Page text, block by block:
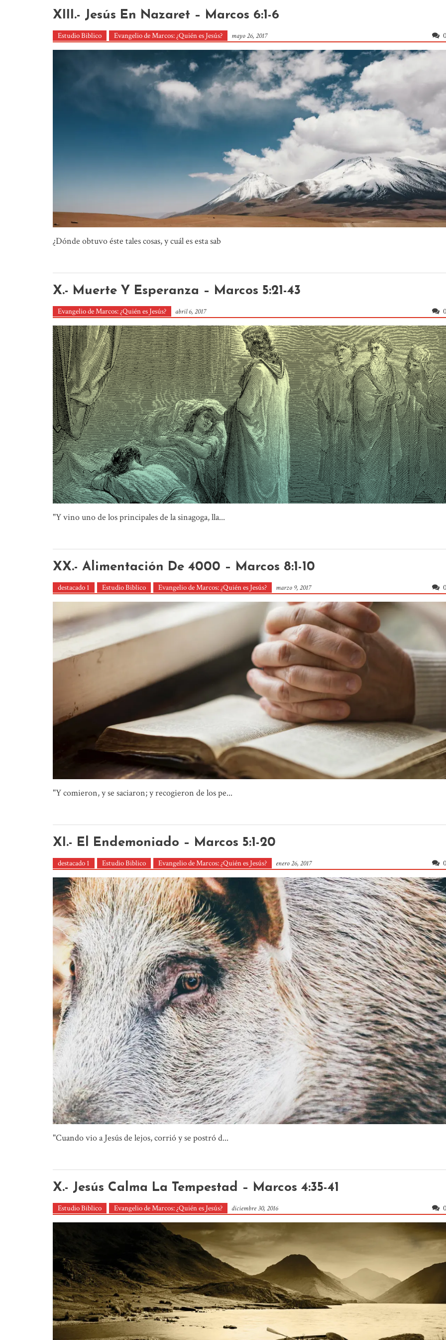
XIII.- Jesús En Nazaret – Marcos 6:1-6
Estudio Biblico Evangelio de Marcos: ¿Quién es Jesús? mayo 26, 2017
¿Dónde obtuvo éste tales cosas, y cuál es esta sab
X.- Muerte Y Esperanza – Marcos 5:21-43
Evangelio de Marcos: ¿Quién es Jesús? abril 6, 2017
"Y vino uno de los principales de la sinagoga, lla...
XX.- Alimentación De 4000 – Marcos 8:1-10
destacado 1 Estudio Biblico Evangelio de Marcos: ¿Quién es Jesús? marzo 9, 2017
"Y comieron, y se saciaron; y recogieron de los pe...
XI.- El Endemoniado – Marcos 5:1-20
destacado 1 Estudio Biblico Evangelio de Marcos: ¿Quién es Jesús? enero 26, 2017
"Cuando vio a Jesús de lejos, corrió y se postró d...
X.- Jesús Calma La Tempestad – Marcos 4:35-41
Estudio Biblico Evangelio de Marcos: ¿Quién es Jesús? diciembre 30, 2016